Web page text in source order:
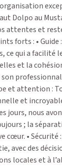
Dolpo au
attentes et
forts : •
ce qui a facilité
et la
et attention :
et
jours, nous
; la
cœur. • Sécurité
avec des
locales et à